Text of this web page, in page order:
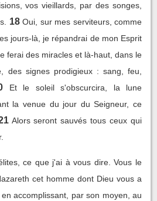
vos vieillards, par des songes,
18 Oui, sur mes serviteurs, comme
jours-là, je répandrai de mon Esprit
ferai des miracles et là-haut, dans le
des signes prodigieux : sang, feu,
Et le soleil s'obscurcira, la lune
la venue du jour du Seigneur, ce
Alors seront sauvés tous ceux qui
ce que j'ai à vous dire. Vous le
cet homme dont Dieu vous a
accomplissant, par son moyen, au